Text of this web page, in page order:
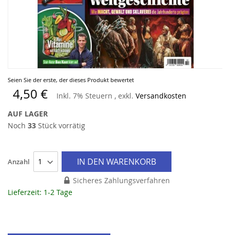
Seien Sie der erste, der dieses Produkt bewertet
4,50 € Inkl. 7% Steuern , exkl. Versandkosten
AUF LAGER
Noch 33 Stück vorrätig
Anzahl IN DEN WARENKORB
Sicheres Zahlungsverfahren
Lieferzeit: 1-2 Tage
Zum
Anfang
der
Bildergalerie
springen